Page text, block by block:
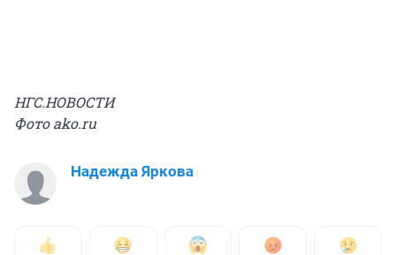
НГС.НОВОСТИ
Фото ako.ru
Надежда Яркова